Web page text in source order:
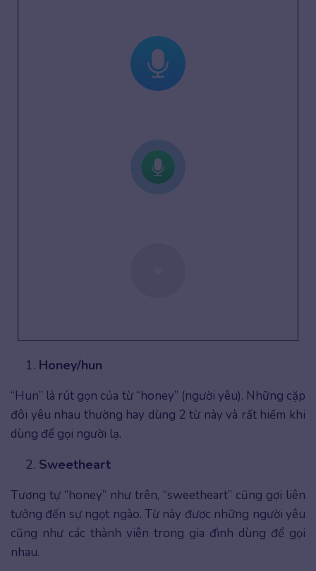
Honey/hun
“Hun” là rút gọn của từ “honey” (người yêu). Những cặp
đôi yêu nhau thường hay dùng 2 từ này và rất hiếm khi
dùng để gọi người lạ.
Sweetheart
Tương tự “honey” như trên, “sweetheart” cũng gợi liên
tưởng đến sự ngọt ngào. Từ này được những người yêu
cũng như các thành viên trong gia đình dùng để gọi
nhau.